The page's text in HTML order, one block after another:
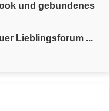
und gebundenes
Lieblingsforum ...